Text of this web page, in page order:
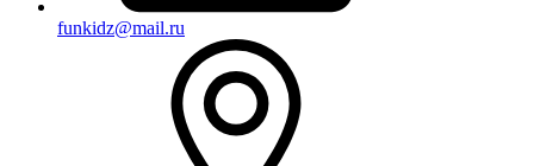
funkidz@mail.ru